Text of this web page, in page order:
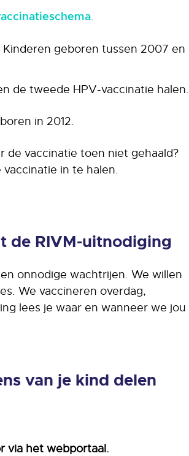
.
geboren tussen 2007 en
de tweede HPV-vaccinatie halen.
in 2012.
de vaccinatie toen niet gehaald?
in te halen.
de RIVM-uitnodiging
onnodige wachtrijen. We willen
We vaccineren overdag,
lees je waar en wanneer we jou
van je kind delen
via het webportaal.